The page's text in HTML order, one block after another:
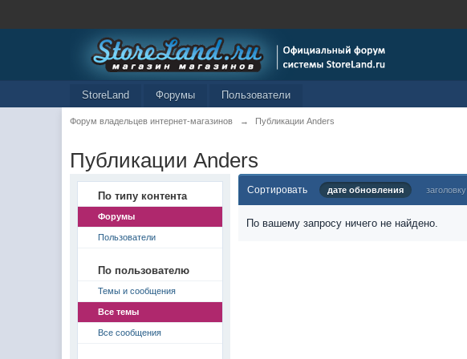
StoreLand Форумы Пользователи
Форум владельцев интернет-магазинов → Публикации Anders
Публикации Anders
По типу контента
Форумы
Пользователи
По пользователю
Темы и сообщения
Все темы
Все сообщения
Сортировать дате обновления заголовку
По вашему запросу ничего не найдено.